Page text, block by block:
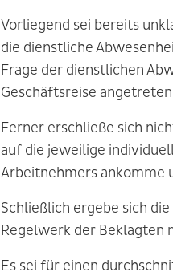
Vorliegend sei bereits
die dienstliche
Frage der dienstlichen
Geschäftsreise
Ferner erschließe sich
auf die jeweilige
Arbeitnehmers ankomme
Schließlich ergebe sich
Regelwerk der Beklagten
Es sei für einen